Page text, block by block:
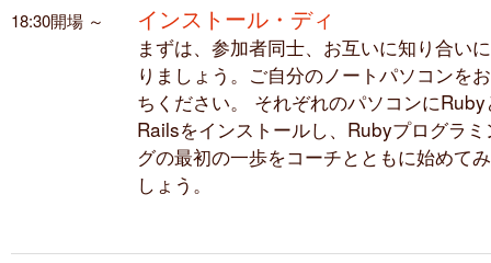
18:30開場 ～ インストール・ディ
まずは、参加者同士、お互いに知り合い
りましょう。ご自分のノートパソコンを
ちください。 それぞれのパソコンにRuby
Railsをインストールし、Rubyプログラミ
グの最初の一歩をコーチとともに始めて
しょう。